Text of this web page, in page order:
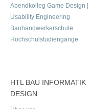
Abendkolleg Game Design |
Usability Engineering
Bauhandwerkerschule
Hochschulstudiengänge
HTL BAU INFORMATIK
DESIGN